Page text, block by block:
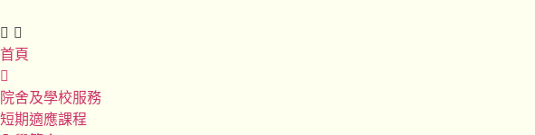
首頁
院舍及學校服務
短期適應課程